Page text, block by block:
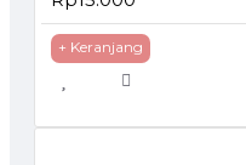
+ Keranjang